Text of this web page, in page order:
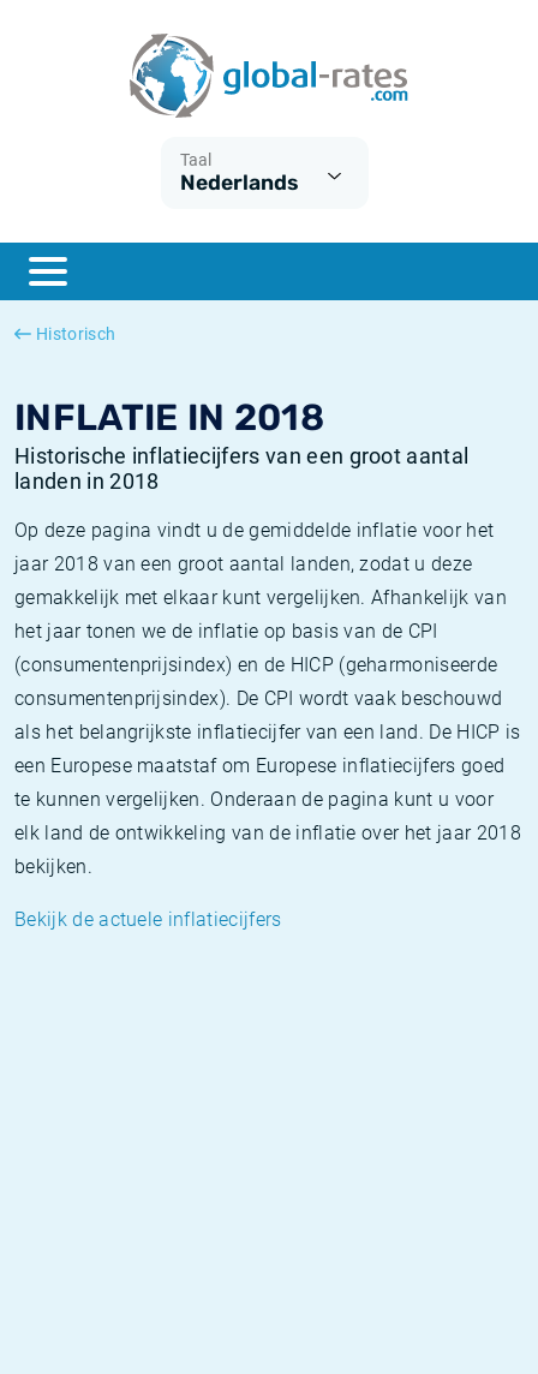
Taal
Nederlands
Historisch
INFLATIE IN 2018
Historische inflatiecijfers van een groot aantal
landen in 2018
Op deze pagina vindt u de gemiddelde inflatie voor het
jaar 2018 van een groot aantal landen, zodat u deze
gemakkelijk met elkaar kunt vergelijken. Afhankelijk van
het jaar tonen we de inflatie op basis van de CPI
(consumentenprijsindex) en de HICP (geharmoniseerde
consumentenprijsindex). De CPI wordt vaak beschouwd
als het belangrijkste inflatiecijfer van een land. De HICP is
een Europese maatstaf om Europese inflatiecijfers goed
te kunnen vergelijken. Onderaan de pagina kunt u voor
elk land de ontwikkeling van de inflatie over het jaar 2018
bekijken.
Bekijk de actuele inflatiecijfers
ESTER
SONIA
Wat is CPI inflatie?
Wat is HICP inflatie?
Nederlandse inflatie - CPI
Amerikaanse inflatie - CPI
Euribor historie
SOFR historie
TONAR historie
Inflatiecalculator